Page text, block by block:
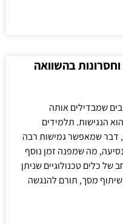
בהשוואה
שמבדילים אותה
הנגישות. תלמידים
דבר שמאפשר גמישות רבה
מה שמפנה זמן נוסף
של כלים טכנולוגיים שניתן
מסך, תורם להנגשה